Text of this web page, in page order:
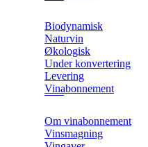
Biodynamisk
Naturvin
Økologisk
Under konvertering
Levering
Vinabonnement
Om vinabonnement
Vinsmagning